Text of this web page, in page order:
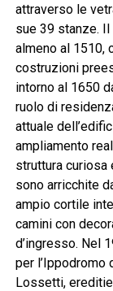
attraverso le
sue 39 stanze.
almeno al 1510,
costruzioni
intorno al 1650
ruolo di
attuale
ampliamento
struttura curiosa
sono arricchite
ampio cortile
camini con
d’ingresso. Nel
per l’Ippodromo
Lossetti,